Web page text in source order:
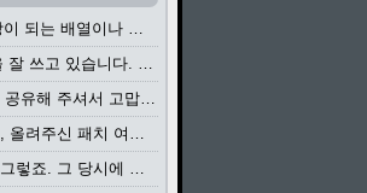
신세벌식 P2의 바탕이 되는 배열이나 주요 기능...
신세벌식 P2 자판을 잘 쓰고 있습니다. 쓰기 편리...
좋은 정보와 자료를 공유해 주셔서 고맙습니다....
안녕하세요. 팥알님, 올려주신 패치 여러모로 감사...
최신표준타자교본. 그렇죠. 그 당시에 최신 표준...